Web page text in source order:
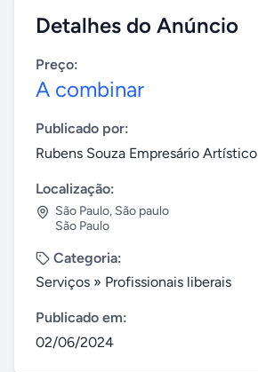
Detalhes do Anúncio
Preço:
A combinar
Publicado por:
Rubens Souza Empresário Artístico
Localização:
São Paulo, São paulo
São Paulo
Categoria:
Serviços » Profissionais liberais
Publicado em:
02/06/2024